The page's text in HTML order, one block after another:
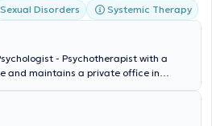
Sexual Disorders Systemic Therapy
- Psychotherapist with a
and maintains a private office in
University and practices psychotherapy
approach with individuals,